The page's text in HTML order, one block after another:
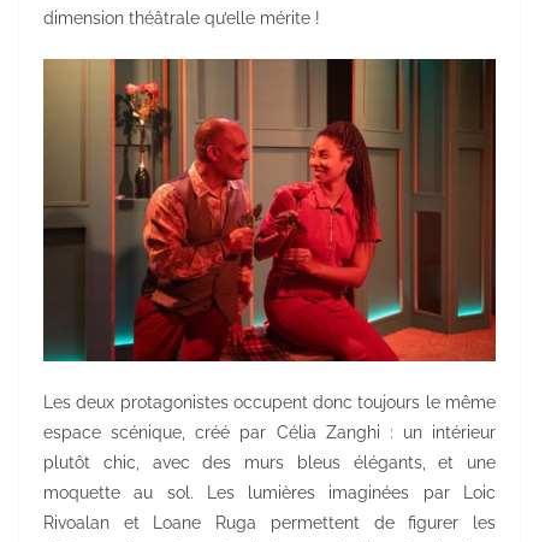
dimension théâtrale qu’elle mérite !
Les deux protagonistes occupent donc toujours le même
espace scénique, créé par Célia Zanghi : un intérieur
plutôt chic, avec des murs bleus élégants, et une
moquette au sol. Les lumières imaginées par Loic
Rivoalan et Loane Ruga permettent de figurer les